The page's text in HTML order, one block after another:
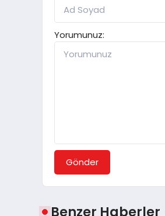
Yorumunuz:
Gönder
Benzer Haberler